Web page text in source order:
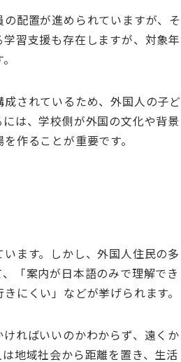
配置が進められていますが、そ
習支援も存在しますが、対象年
されているため、外国人の子ど
は、学校側が外国の文化や背景
作ることが重要です。
ます。しかし、外国人住民の多
「案内が日本語のみで理解でき
にくい」などが挙げられます。
ればいいのかわからず、遠くか
地域社会から距離を置き、生活